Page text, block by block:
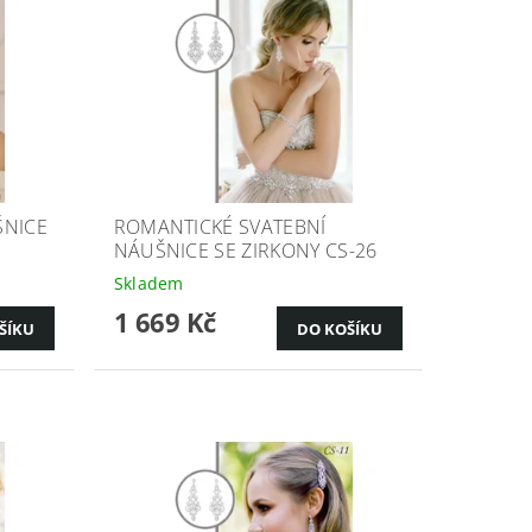
ROMANTICKÉ SVATEBNÍ
NÁUŠNICE SE ZIRKONY CS-26
Skladem
1 669 Kč